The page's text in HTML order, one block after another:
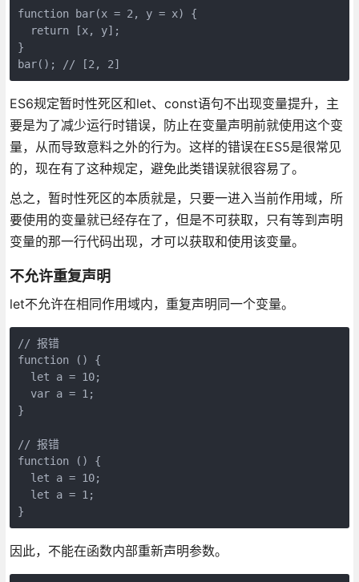
function bar(x = 2, y = x) {
  return [x, y];
}
ES6规定暂时性死区和let、const语句不出现变量提升，主
要是为了减少运行时错误，防止在变量声明前就使用这个变
量，从而导致意料之外的行为。这样的错误在ES5是很常见
的，现在有了这种规定，避免此类错误就很容易了。
总之，暂时性死区的本质就是，只要一进入当前作用域，所
要使用的变量就已经存在了，但是不可获取，只有等到声明
变量的那一行代码出现，才可以获取和使用该变量。
不允许重复声明
let不允许在相同作用域内，重复声明同一个变量。
// 报错
function () {
  let a = 10;
  var a = 1;
}
// 报错
function () {
  let a = 10;
  let a = 1;
因此，不能在函数内部重新声明参数。